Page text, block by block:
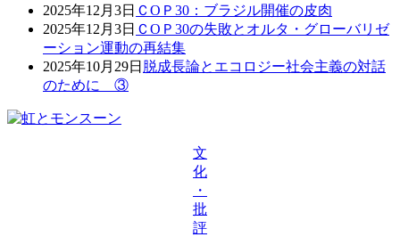
2025年12月3日 ＣОＰ30：ブラジル開催の皮肉
2025年12月3日 ＣОＰ30の失敗とオルタ・グローバリゼ
ーション運動の再結集
2025年10月29日 脱成長論とエコロジー社会主義の対話
のために ③
文
化
・
批
評